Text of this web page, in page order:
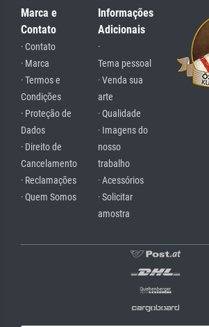
Marca e
Contato
· Contato
· Marca
· Termos e
Condições
· Proteção de
Dados
· Direito de
Cancelamento
· Reclamações
· Quem Somos
Informações
Adicionais
·
Tema pessoal
· Venda sua
arte
· Qualidade
· Imagens do
nosso
trabalho
· Acessórios
· Solicitar
amostra